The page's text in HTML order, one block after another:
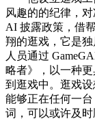
风趣的的纪律，
AI 披露政策，借
翔的逛戏，它是
人员通过
略者》，以一种
到逛戏中。逛戏
能够正在任何一
词，可以或许及